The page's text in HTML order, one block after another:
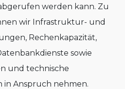
werden kann. Zu
wir Infrastruktur- und
Rechenkapazität,
sowie
und technische
Anspruch nehmen.